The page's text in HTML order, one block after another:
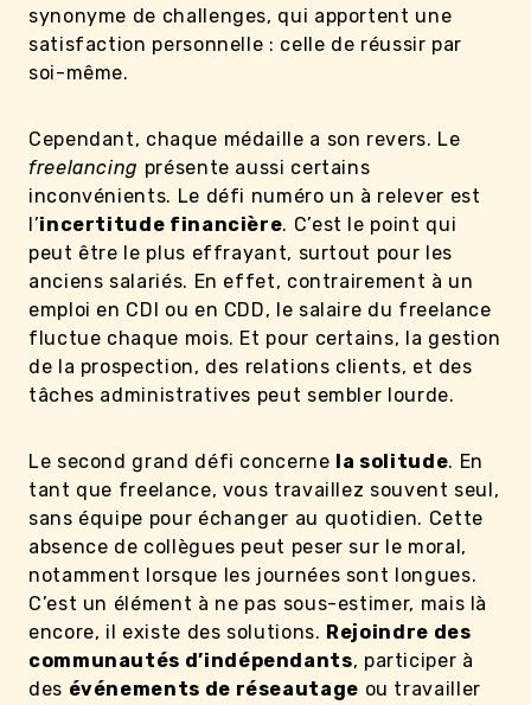
synonyme de challenges, qui apportent une
satisfaction personnelle : celle de réussir par
soi-même.
Cependant, chaque médaille a son revers. Le
freelancing présente aussi certains
inconvénients. Le défi numéro un à relever est
l’incertitude financière. C’est le point qui
peut être le plus effrayant, surtout pour les
anciens salariés. En effet, contrairement à un
emploi en CDI ou en CDD, le salaire du freelance
fluctue chaque mois. Et pour certains, la gestion
de la prospection, des relations clients, et des
tâches administratives peut sembler lourde.
Le second grand défi concerne la solitude. En
tant que freelance, vous travaillez souvent seul,
sans équipe pour échanger au quotidien. Cette
absence de collègues peut peser sur le moral,
notamment lorsque les journées sont longues.
C’est un élément à ne pas sous-estimer, mais là
encore, il existe des solutions. Rejoindre des
communautés d’indépendants, participer à
des événements de réseautage ou travailler